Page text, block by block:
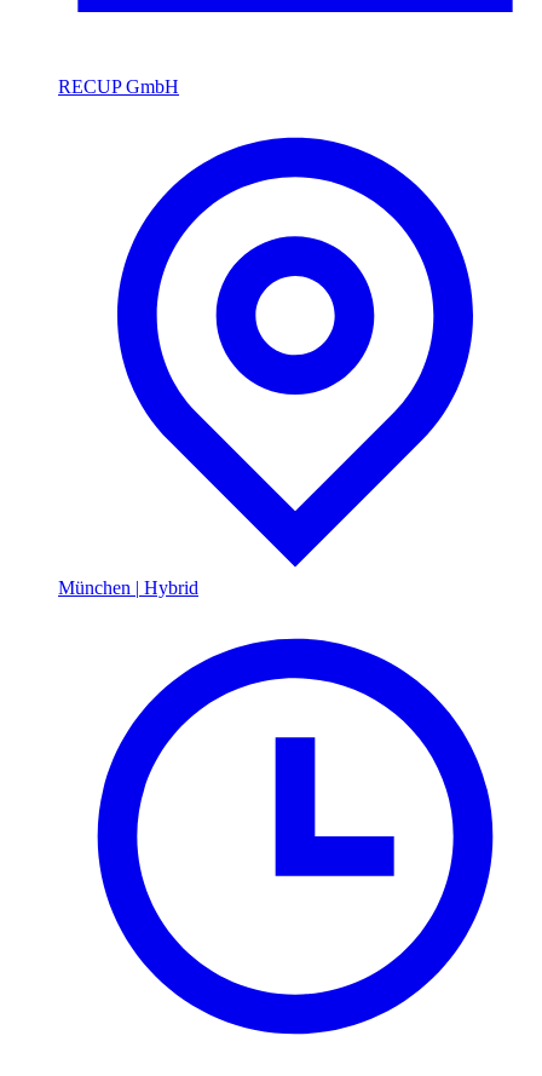
RECUP GmbH
München | Hybrid